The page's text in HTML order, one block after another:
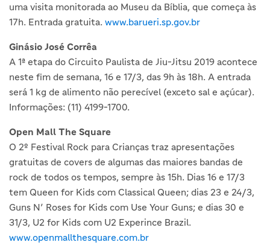
uma visita monitorada ao Museu da Bíblia, que começa às
17h. Entrada gratuita. www.barueri.sp.gov.br
Ginásio José Corrêa
A 1ª etapa do Circuito Paulista de Jiu-Jitsu 2019 acontece
neste fim de semana, 16 e 17/3, das 9h às 18h. A entrada
será 1 kg de alimento não perecível (exceto sal e açúcar).
Informações: (11) 4199-1700.
Open Mall The Square
O 2º Festival Rock para Crianças traz apresentações
gratuitas de covers de algumas das maiores bandas de
rock de todos os tempos, sempre às 15h. Dias 16 e 17/3
tem Queen for Kids com Classical Queen; dias 23 e 24/3,
Guns N’ Roses for Kids com Use Your Guns; e dias 30 e
31/3, U2 for Kids com U2 Experince Brazil.
www.openmallthesquare.com.br